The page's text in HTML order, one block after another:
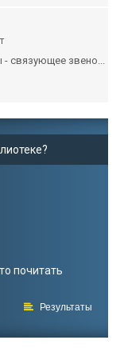
связующее звено...
почитать
Результаты